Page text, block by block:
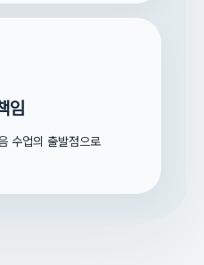
임
수업의 출발점으로